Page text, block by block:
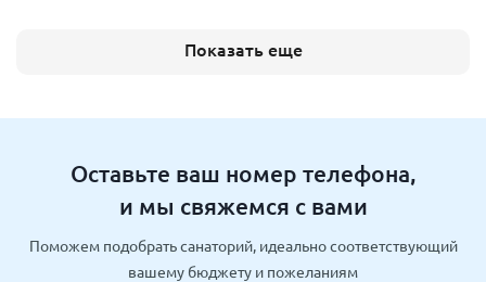
Показать еще
Оставьте ваш номер телефона,
и мы свяжемся с вами
Поможем подобрать санаторий, идеально соответствующий
вашему бюджету и пожеланиям